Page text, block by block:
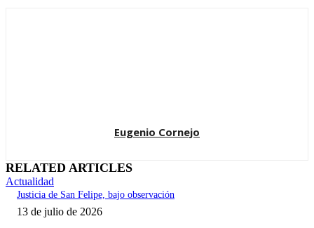
Eugenio Cornejo
RELATED ARTICLES
Actualidad
Justicia de San Felipe, bajo observación
13 de julio de 2026